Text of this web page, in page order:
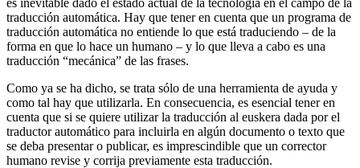
traducción automática. Hay que tener en cuenta que un programa de
traducción automática no entiende lo que está traduciendo – de la
forma en que lo hace un humano – y lo que lleva a cabo es una
traducción “mecánica” de las frases.
Como ya se ha dicho, se trata sólo de una herramienta de ayuda y
como tal hay que utilizarla. En consecuencia, es esencial tener en
cuenta que si se quiere utilizar la traducción al euskera dada por el
traductor automático para incluirla en algún documento o texto que
se deba presentar o publicar, es imprescindible que un corrector
humano revise y corrija previamente esta traducción.